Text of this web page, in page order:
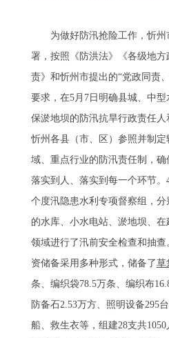
为做好防汛抢险工作，忻州
署，按照《防洪法》《各级地
责》和忻州市提出的“党政同责
要求，在5月7日明确县城、中
保淤地坝的防汛抗旱行政责任
忻州各县（市、区）参照并制
域、重点行业的防汛责任制，确
落实到人、落实到每一个环节。
个度汛隐患水利专项督察组，分
的水库、小水电站、淤地坝、
领域进行了汛前安全检查和抽
资储备采用多种形式，储备了草
条、编织袋78.5万条、编织布
防备石2.53万方、照明设备295
船、救生衣等，组建28支共